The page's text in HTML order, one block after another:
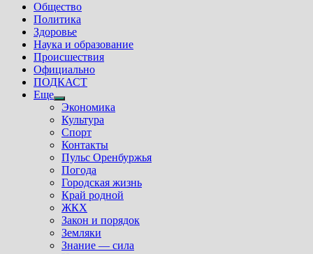
Общество
Политика
Здоровье
Наука и образование
Происшествия
Официально
ПОДКАСТ
Еще
Show
sub
menu
Экономика
Культура
Спорт
Контакты
Пульс Оренбуржья
Погода
Городская жизнь
Край родной
ЖКХ
Закон и порядок
Земляки
Знание — сила